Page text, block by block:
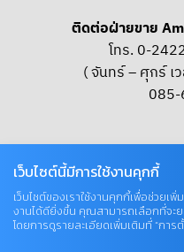
ติดต่อฝ่ายขาย
โทร. 0-
( จันทร์ – ศุกร์ เ
© COPYRIGHT 2026 AME
เว็บไซต์นี้มีการใช้งานคุกกี้
เว็บไซต์ของเราใช้งานคุกกี้เพื่อช่วยเ
งานได้ดียิ่งขึ้น คุณสามารถเลือกที่จะ
โดยการดูรายละเอียดเพิ่มเติมที่ “การ